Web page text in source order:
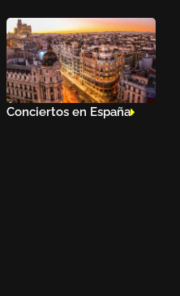
Conciertos en España